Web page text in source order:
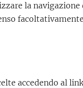
la
accedendo al